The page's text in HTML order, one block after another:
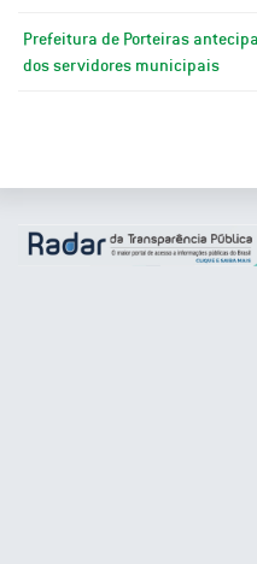
Prefeitura de Porteiras
dos servidores municipais